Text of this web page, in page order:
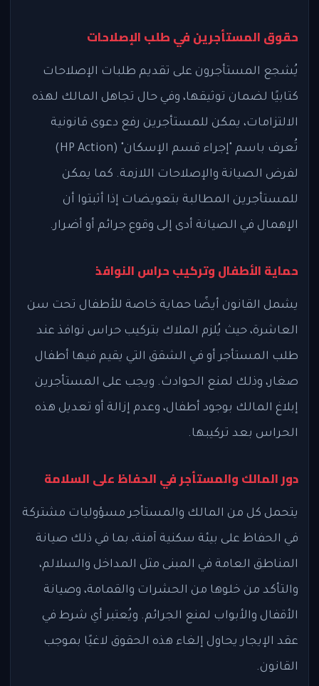
حقوق المستأجرين في طلب الإصلاحات
يُشجع المستأجرون على تقديم طلبات الإصلاحات
كتابيًا لضمان توثيقها، وفي حال تجاهل المالك لهذه
الالتزامات، يمكن للمستأجرين رفع دعوى قانونية
تُعرف باسم "إجراء قسم الإسكان" (HP Action)
لفرض الصيانة والإصلاحات اللازمة. كما يمكن
للمستأجرين المطالبة بتعويضات إذا أثبتوا أن
الإهمال في الصيانة أدى إلى وقوع جرائم أو أضرار.
حماية الأطفال وتركيب حراس النوافذ
يشمل القانون أيضًا حماية خاصة للأطفال تحت سن
العاشرة، حيث يُلزم الملاك بتركيب حراس نوافذ عند
طلب المستأجر أو في الشقق التي يقيم فيها أطفال
صغار، وذلك لمنع الحوادث. ويجب على المستأجرين
إبلاغ المالك بوجود أطفال، وعدم إزالة أو تعديل هذه
الحراس بعد تركيبها.
دور المالك والمستأجر في الحفاظ على السلامة
يتحمل كل من المالك والمستأجر مسؤوليات مشتركة
في الحفاظ على بيئة سكنية آمنة، بما في ذلك صيانة
المناطق العامة في المبنى مثل المداخل والسلالم،
والتأكد من خلوها من الحشرات والقمامة، وصيانة
الأقفال والأبواب لمنع الجرائم. ويُعتبر أي شرط في
عقد الإيجار يحاول إلغاء هذه الحقوق لاغيًا بموجب
القانون.